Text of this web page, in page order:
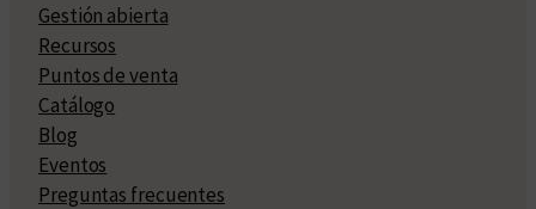
Gestión abierta
Recursos
Puntos de venta
Catálogo
Blog
Eventos
Preguntas frecuentes